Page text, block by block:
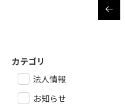
カテゴリ
法人情報
お知らせ